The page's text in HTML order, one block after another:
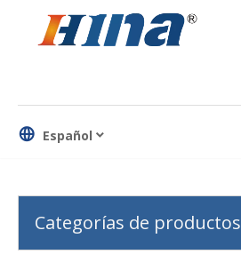
Español
Categorías de productos